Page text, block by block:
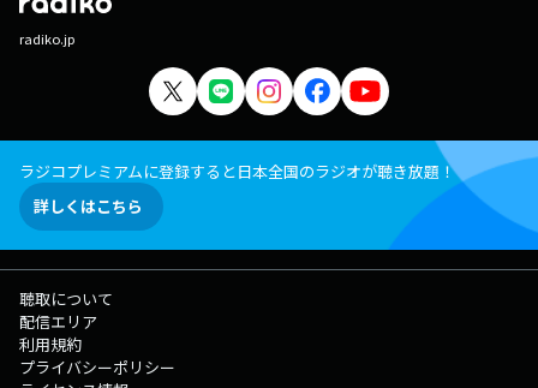
radiko.jp
ラジコプレミアムに登録すると日本全国のラジオが聴き放題！
詳しくはこちら
聴取について
配信エリア
利用規約
プライバシーポリシー